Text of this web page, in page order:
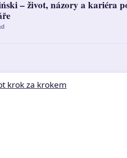
– život, názory a kariéra